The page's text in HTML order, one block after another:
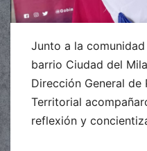
Junto a la
barrio Ciudad del
Dirección General
Territorial
reflexión y